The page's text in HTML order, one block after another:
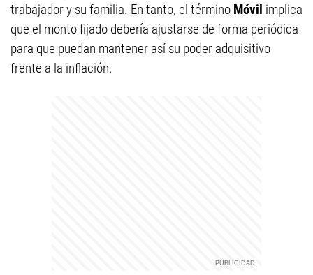
trabajador y su familia. En tanto, el término Móvil implica
que el monto fijado debería ajustarse de forma periódica
para que puedan mantener así su poder adquisitivo
frente a la inflación.